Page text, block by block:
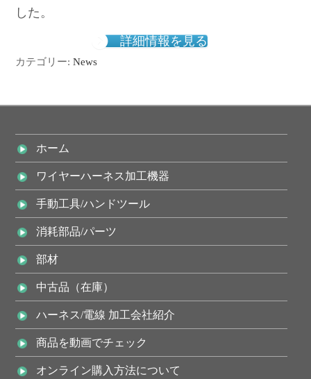
した。
詳細情報を見る
カテゴリー:News
ホーム
ワイヤーハーネス加工機器
手動工具/ハンドツール
消耗部品/パーツ
部材
中古品（在庫）
ハーネス/電線 加工会社紹介
商品を動画でチェック
オンライン購入方法について